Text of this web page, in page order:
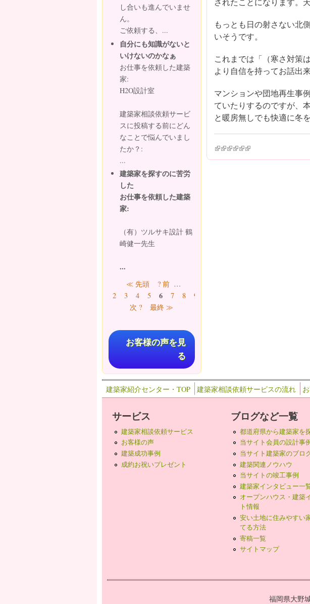
もっとも日の射さない北
いそうです。
これまでは「（寒さ対策
より自信を持ってお話出来
マンションや団地再生事
ていたりするのですが、
と暖房無しでも快適に冬
(link is external)
(link is external)
(link is external)
(link is external)
(link is external)
(link is external)
し合いも進んでいませ
ん。
ご依頼する、...
自分にも知識がないと
いけないのかなぁ
お仕事を依頼した建築
家:
H2O設計室
建築家相談依頼サービ
スに投稿する前にどん
なことで悩んでいまし
たか？:
...
建築家を探すのに苦労
した
お仕事を依頼した建築
家:
（有）ツルサキ設計 鶴
崎健一先生
...
ページ≪ 先頭 ? 前 …
2
3 4 5 6 7 8 9
次 ?
最終 ≫
お客様の声を見
る
建築家紹介センター・TOP 建築家相談依頼サービスの流れ
サービス
建築家相談依頼サービス
お客様の声
建築成功事例
成約お祝いプレゼント
ブログなど一覧
都道府県から建築家を
当サイト会員の設計事
当サイト建築家のブロ
建築関連ノウハウ
当サイトの竣工事例
建築家インタビュー一
オープンハウス・建築
ト情報
安い土地に住みやすい
てる方法
寄稿一覧
サイトマップ
福岡県大野